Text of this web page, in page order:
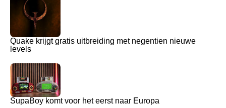
Quake krijgt gratis uitbreiding met negentien nieuwe
levels
SupaBoy komt voor het eerst naar Europa